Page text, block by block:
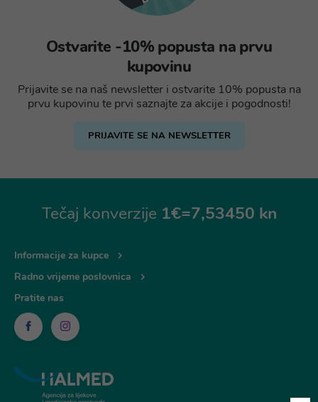
Ostvarite -10% popusta na prvu
kupovinu
Prijavite se na naš newsletter i ostvarite 10% popusta na
prvu kupovinu te prvi saznajte za akcije i pogodnosti!
PRIJAVITE SE NA NEWSLETTER
Tečaj konverzije 1€=7,53450 kn
Informacije za kupce
Radno vrijeme poslovnica
Pratite nas